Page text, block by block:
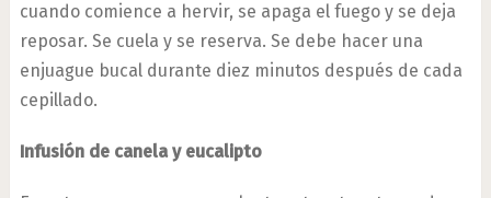
cuando comience a hervir, se apaga el fuego y se deja
reposar. Se cuela y se reserva. Se debe hacer una
enjuague bucal durante diez minutos después de cada
cepillado.
Infusión de canela y eucalipto